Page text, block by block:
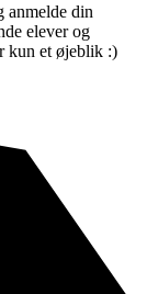
anmelde din
elever og
kun et øjeblik :)